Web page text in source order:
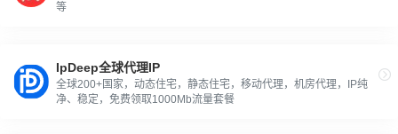
等
IpDeep全球代理IP
全球200+国家，动态住宅，静态住宅，移动代理，机房代理，IP纯
净、稳定，免费领取1000Mb流量套餐